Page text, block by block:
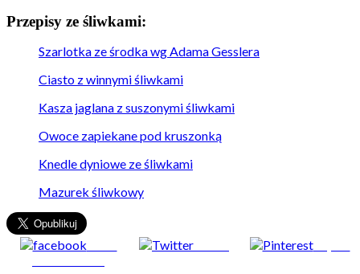
Przepisy ze śliwkami:
Szarlotka ze środka wg Adama Gesslera
Ciasto z winnymi śliwkami
Kasza jaglana z suszonymi śliwkami
Owoce zapiekane pod kruszonką
Knedle dyniowe ze śliwkami
Mazurek śliwkowy
Zapisz